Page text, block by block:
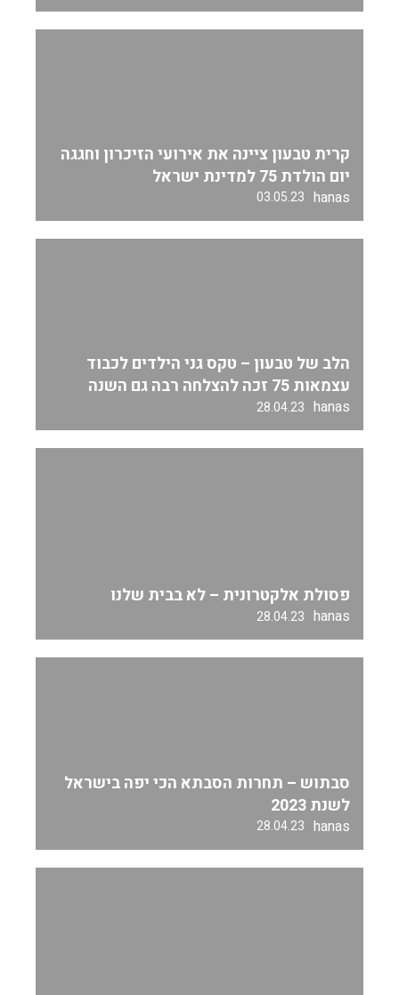
קרית טבעון ציינה את אירועי הזיכרון וחגגה
יום הולדת 75 למדינת ישראל
hanas
03.05.23
הלב של טבעון – טקס גני הילדים לכבוד
עצמאות 75 זכה להצלחה רבה גם השנה
hanas
28.04.23
פסולת אלקטרונית – לא בבית שלנו
hanas
28.04.23
סבתוש – תחרות הסבתא הכי יפה בישראל
לשנת 2023
hanas
28.04.23